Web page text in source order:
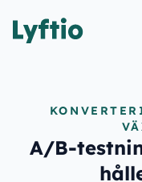
A/B-